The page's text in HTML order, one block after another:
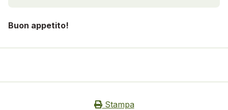
Buon appetito!
Stampa